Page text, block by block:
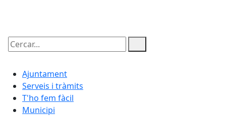
Cercar:
Ajuntament
Serveis i tràmits
T'ho fem fàcil
Municipi